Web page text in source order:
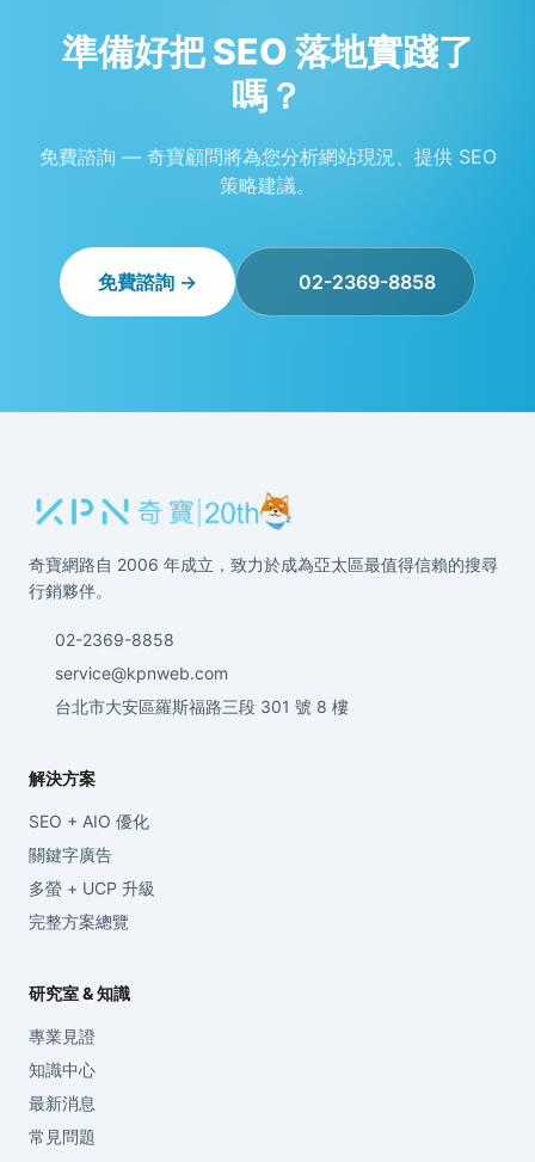
準備好把 SEO 落地實踐了
嗎？
免費諮詢 — 奇寶顧問將為您分析網站現況、提供 SEO
策略建議。
免費諮詢 → 02-2369-8858
奇寶網路自 2006 年成立，致力於成為亞太區最值得信賴的搜尋
行銷夥伴。
02-2369-8858
service@kpnweb.com
台北市大安區羅斯福路三段 301 號 8 樓
解決方案
SEO + AIO 優化
關鍵字廣告
多螢 + UCP 升級
完整方案總覽
研究室 & 知識
專業見證
知識中心
最新消息
常見問題